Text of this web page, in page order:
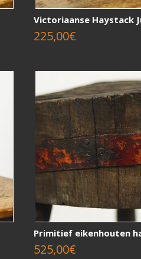
Victoriaanse Haystack
225,00€
Primitief eikenhouten
525,00€